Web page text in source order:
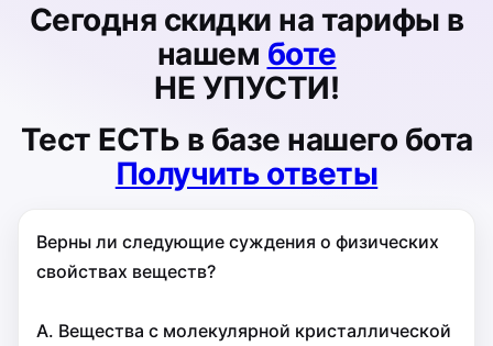
Сегодня скидки на тарифы в
нашем боте
НЕ УПУСТИ!
Тест ЕСТЬ в базе нашего бота
Получить ответы
Верны ли следующие суждения о физических
свойствах веществ?
А. Вещества с молекулярной кристаллической